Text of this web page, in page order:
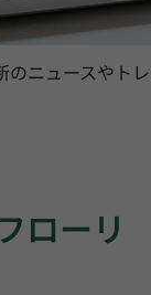
ニュースやト
ローリ